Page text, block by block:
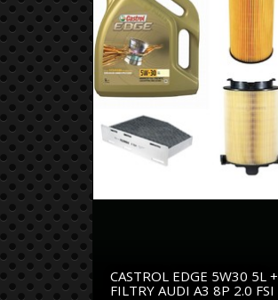
CASTROL EDGE 5W30 5L +
FILTRY AUDI A3 8P 2.0 FSI